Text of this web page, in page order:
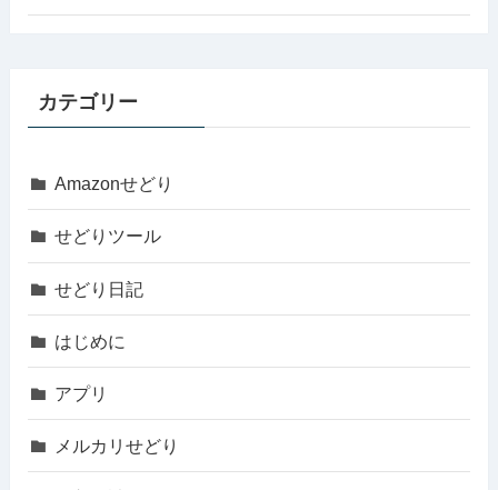
カテゴリー
Amazonせどり
せどりツール
せどり日記
はじめに
アプリ
メルカリせどり